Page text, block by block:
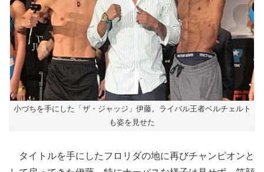
小づちを手にした「ザ・ジャッジ」伊藤。ライバル王者ベルチェルト
も姿を見せた
タイトルを手にしたフロリダの地に再びチャンピオンと